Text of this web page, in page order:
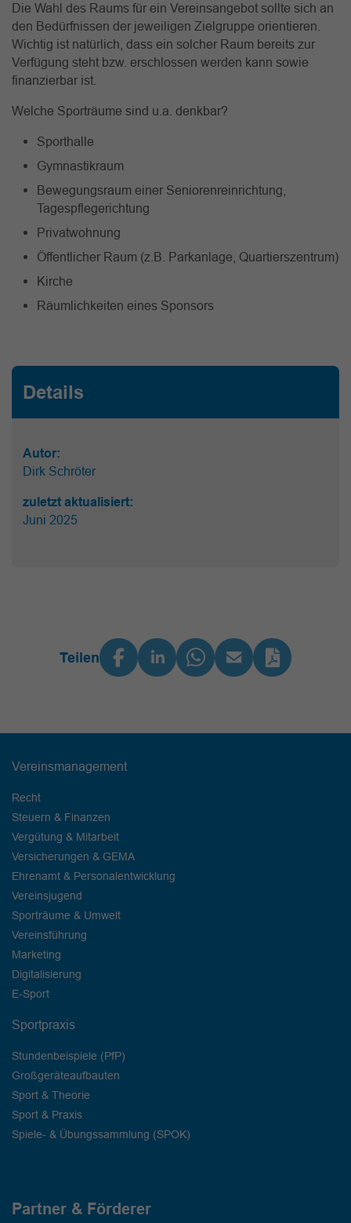
Die Wahl des Raums für ein Vereinsangebot sollte sich an
den Bedürfnissen der jeweiligen Zielgruppe orientieren.
Wichtig ist natürlich, dass ein solcher Raum bereits zur
Verfügung steht bzw. erschlossen werden kann sowie
finanzierbar ist.
Welche Sporträume sind u.a. denkbar?
Sporthalle
Gymnastikraum
Bewegungsraum einer Seniorenreinrichtung,
Tagespflegerichtung
Privatwohnung
Öffentlicher Raum (z.B. Parkanlage, Quartierszentrum)
Kirche
Räumlichkeiten eines Sponsors
Details
Autor:
Dirk Schröter
zuletzt aktualisiert:
Juni 2025
Teilen
Vereinsmanagement
Recht
Steuern & Finanzen
Vergütung & Mitarbeit
Versicherungen & GEMA
Ehrenamt & Personalentwicklung
Vereinsjugend
Sporträume & Umwelt
Vereinsführung
Marketing
Digitalisierung
E-Sport
Sportpraxis
Stundenbeispiele (PfP)
Großgeräteaufbauten
Sport & Theorie
Sport & Praxis
Spiele- & Übungssammlung (SPOK)
Partner & Förderer